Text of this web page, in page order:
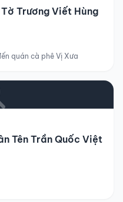
Trương Viết Hùng
quán cà phê Vị Xưa
Tên Trần Quốc Việt